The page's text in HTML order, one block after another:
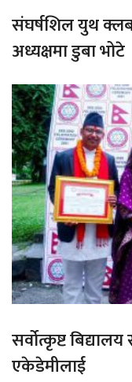
संघर्षशिल युथ
अध्यक्षमा डुबा भोटे
सर्वोत्कृष्ट
एकेडेमीलाई